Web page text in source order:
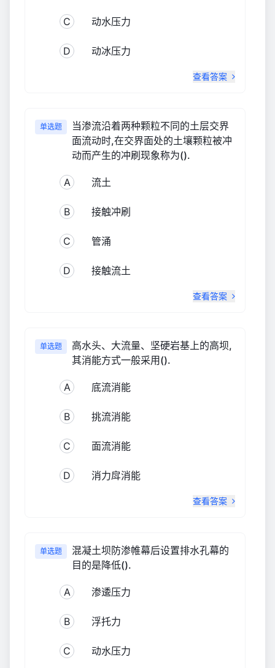
C 动水压力
D 动冰压力
查看答案
单选题
当渗流沿着两种颗粒不同的土层交界
面流动时,在交界面处的土壤颗粒被冲
动而产生的冲刷现象称为().
A 流土
B 接触冲刷
C 管涌
D 接触流土
查看答案
单选题
高水头、大流量、坚硬岩基上的高坝,
其消能方式一般采用().
A 底流消能
B 挑流消能
C 面流消能
D 消力戽消能
查看答案
单选题
混凝土坝防渗帷幕后设置排水孔幕的
目的是降低().
A 渗逶压力
B 浮托力
C 动水压力